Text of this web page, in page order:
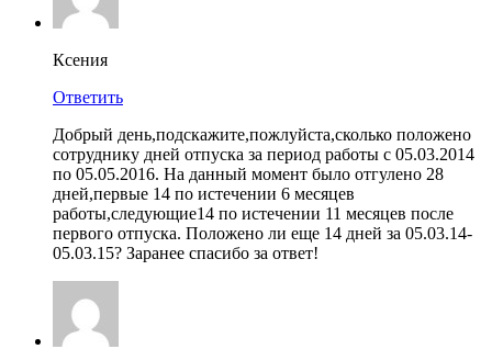
Ксения
Ответить
Добрый день,подскажите,пожлуйста,сколько положено
сотруднику дней отпуска за период работы с 05.03.2014
по 05.05.2016. На данный момент было отгулено 28
дней,первые 14 по истечении 6 месяцев
работы,следующие14 по истечении 11 месяцев после
первого отпуска. Положено ли еще 14 дней за 05.03.14-
05.03.15? Заранее спасибо за ответ!